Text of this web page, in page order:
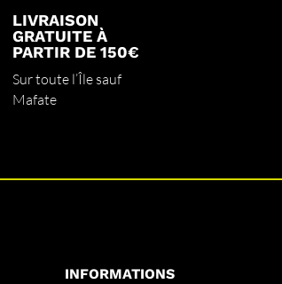
LIVRAISON
GRATUITE À
PARTIR DE 150€
Sur toute l’Île sauf
Mafate
INFORMATIONS